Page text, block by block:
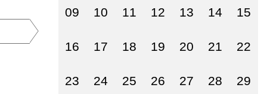
09 10 11 12 13 14 15
16 17 18 19 20 21 22
23 24 25 26 27 28 29